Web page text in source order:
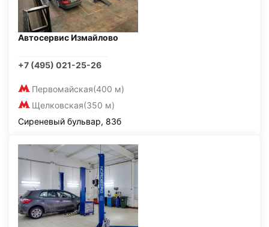
Автосервис Измайлово
+7 (495) 021-25-26
Первомайская(400 м)
Щелковская(350 м)
Сиреневый бульвар, 83б